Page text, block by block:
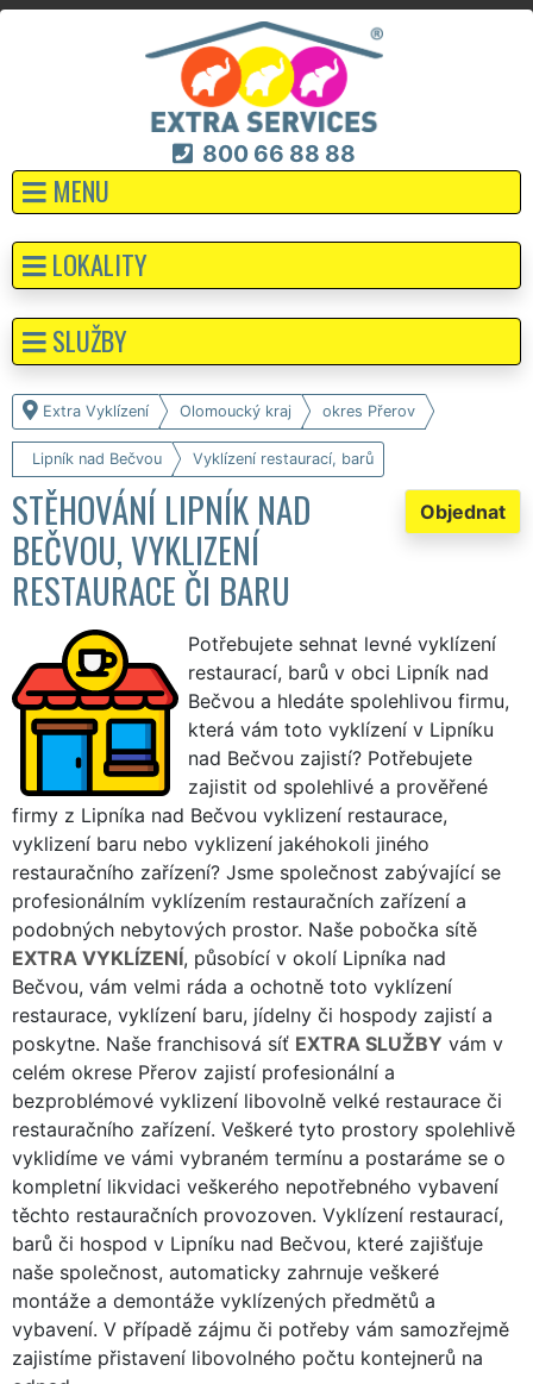
800 66 88 88
MENU
Extra Vyklízení Olomoucký kraj okres Přerov
Lipník nad Bečvou Vyklízení restaurací, barů
Objednat
STĚHOVÁNÍ LIPNÍK NAD
BEČVOU, VYKLIZENÍ
RESTAURACE ČI BARU
Potřebujete sehnat levné vyklízení
restaurací, barů v obci Lipník nad
Bečvou a hledáte spolehlivou firmu,
která vám toto vyklízení v Lipníku
nad Bečvou zajistí? Potřebujete
zajistit od spolehlivé a prověřené
firmy z Lipníka nad Bečvou vyklizení restaurace,
vyklizení baru nebo vyklizení jakéhokoli jiného
restauračního zařízení? Jsme společnost zabývající se
profesionálním vyklízením restauračních zařízení a
podobných nebytových prostor. Naše pobočka sítě
EXTRA VYKLÍZENÍ, působící v okolí Lipníka nad
Bečvou, vám velmi ráda a ochotně toto vyklízení
restaurace, vyklízení baru, jídelny či hospody zajistí a
poskytne. Naše franchisová síť EXTRA SLUŽBY vám v
celém okrese Přerov zajistí profesionální a
bezproblémové vyklizení libovolně velké restaurace či
restauračního zařízení. Veškeré tyto prostory spolehlivě
vyklidíme ve vámi vybraném termínu a postaráme se o
kompletní likvidaci veškerého nepotřebného vybavení
těchto restauračních provozoven. Vyklízení restaurací,
barů či hospod v Lipníku nad Bečvou, které zajišťuje
naše společnost, automaticky zahrnuje veškeré
montáže a demontáže vyklízených předmětů a
vybavení. V případě zájmu či potřeby vám samozřejmě
zajistíme přistavení libovolného počtu kontejnerů na
LOKALITY
SLUŽBY